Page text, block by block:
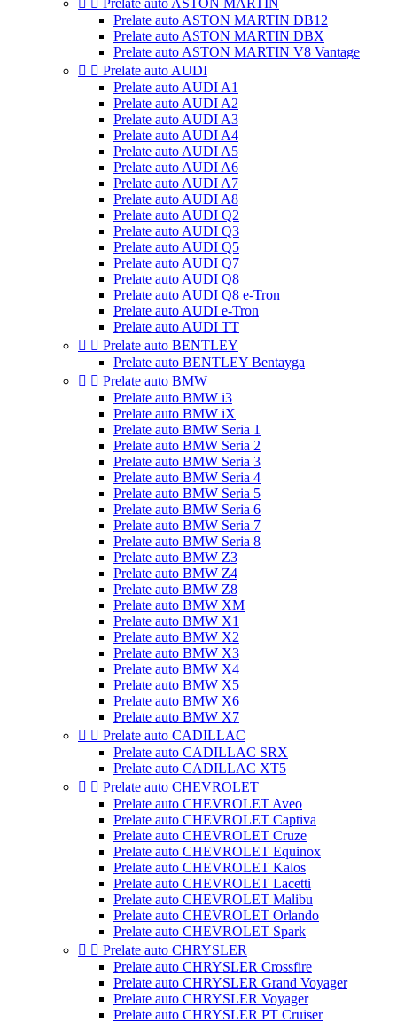
  Prelate auto ASTON MARTIN
Prelate auto ASTON MARTIN DB12
Prelate auto ASTON MARTIN DBX
Prelate auto ASTON MARTIN V8 Vantage
  Prelate auto AUDI
Prelate auto AUDI A1
Prelate auto AUDI A2
Prelate auto AUDI A3
Prelate auto AUDI A4
Prelate auto AUDI A5
Prelate auto AUDI A6
Prelate auto AUDI A7
Prelate auto AUDI A8
Prelate auto AUDI Q2
Prelate auto AUDI Q3
Prelate auto AUDI Q5
Prelate auto AUDI Q7
Prelate auto AUDI Q8
Prelate auto AUDI Q8 e-Tron
Prelate auto AUDI e-Tron
Prelate auto AUDI TT
  Prelate auto BENTLEY
Prelate auto BENTLEY Bentayga
  Prelate auto BMW
Prelate auto BMW i3
Prelate auto BMW iX
Prelate auto BMW Seria 1
Prelate auto BMW Seria 2
Prelate auto BMW Seria 3
Prelate auto BMW Seria 4
Prelate auto BMW Seria 5
Prelate auto BMW Seria 6
Prelate auto BMW Seria 7
Prelate auto BMW Seria 8
Prelate auto BMW Z3
Prelate auto BMW Z4
Prelate auto BMW Z8
Prelate auto BMW XM
Prelate auto BMW X1
Prelate auto BMW X2
Prelate auto BMW X3
Prelate auto BMW X4
Prelate auto BMW X5
Prelate auto BMW X6
Prelate auto BMW X7
  Prelate auto CADILLAC
Prelate auto CADILLAC SRX
Prelate auto CADILLAC XT5
  Prelate auto CHEVROLET
Prelate auto CHEVROLET Aveo
Prelate auto CHEVROLET Captiva
Prelate auto CHEVROLET Cruze
Prelate auto CHEVROLET Equinox
Prelate auto CHEVROLET Kalos
Prelate auto CHEVROLET Lacetti
Prelate auto CHEVROLET Malibu
Prelate auto CHEVROLET Orlando
Prelate auto CHEVROLET Spark
  Prelate auto CHRYSLER
Prelate auto CHRYSLER Crossfire
Prelate auto CHRYSLER Grand Voyager
Prelate auto CHRYSLER Voyager
Prelate auto CHRYSLER PT Cruiser